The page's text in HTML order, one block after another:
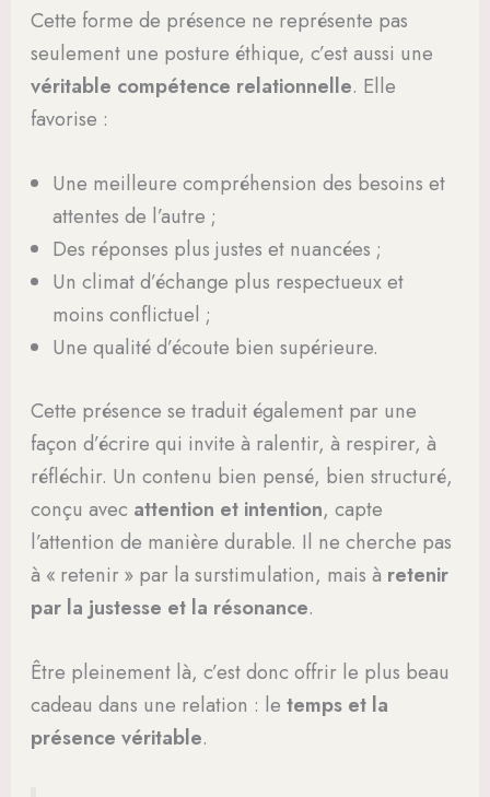
Cette forme de présence ne représente pas
seulement une posture éthique, c’est aussi une
véritable compétence relationnelle. Elle
favorise :
Une meilleure compréhension des besoins et
attentes de l’autre ;
Des réponses plus justes et nuancées ;
Un climat d’échange plus respectueux et
moins conflictuel ;
Une qualité d’écoute bien supérieure.
Cette présence se traduit également par une
façon d’écrire qui invite à ralentir, à respirer, à
réfléchir. Un contenu bien pensé, bien structuré,
conçu avec attention et intention, capte
l’attention de manière durable. Il ne cherche pas
à « retenir » par la surstimulation, mais à retenir
par la justesse et la résonance.
Être pleinement là, c’est donc offrir le plus beau
cadeau dans une relation : letemps et la
présence véritable.